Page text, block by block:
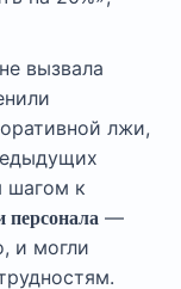
вызвала
лжи,
шагом к
персонала —
и могли